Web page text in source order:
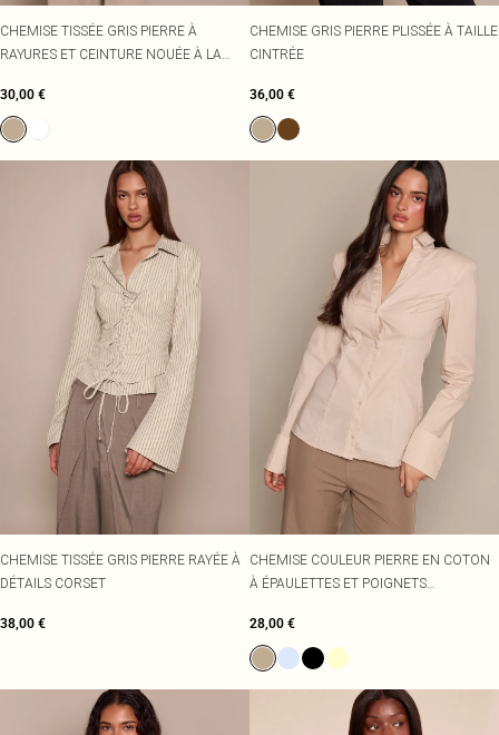
CHEMISE TISSÉE GRIS PIERRE À
RAYURES ET CEINTURE NOUÉE À LA
30,00 €
CHEMISE GRIS PIERRE PLISSÉE À TAILLE
CINTRÉE
36,00 €
CHEMISE TISSÉE GRIS PIERRE RAYÉE À
DÉTAILS CORSET
38,00 €
CHEMISE COULEUR PIERRE EN COTON
À ÉPAULETTES ET POIGNETS
28,00 €